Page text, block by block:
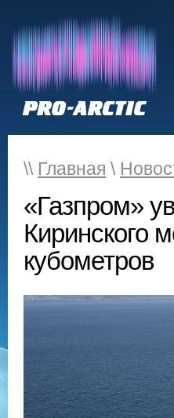
\\ Главная \
«Газпром»
Киринского
кубометров